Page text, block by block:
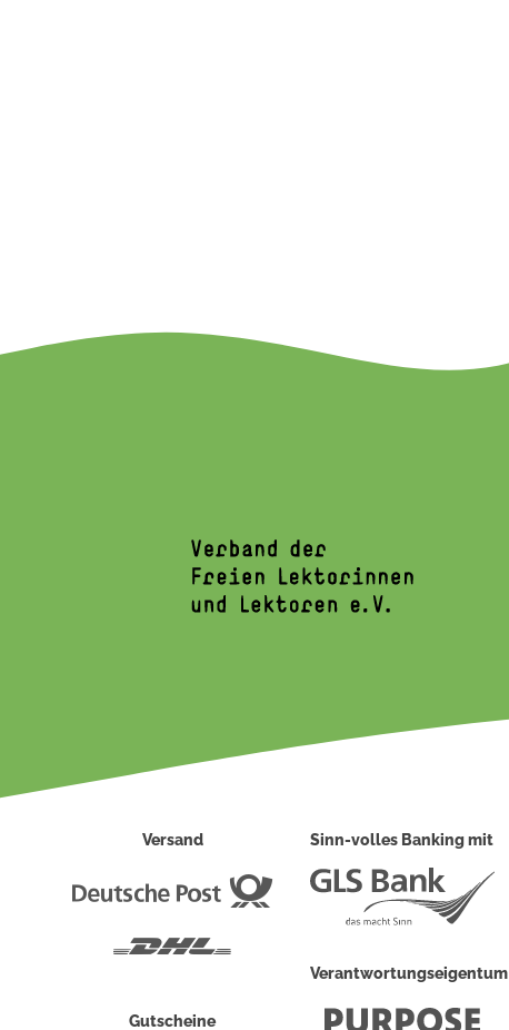
Versand
Deutsche
Gutscheine
Sinn-volles Banking mit
Verantwortungseigentum